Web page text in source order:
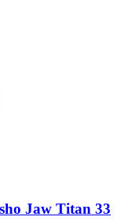
Jaw Titan 33